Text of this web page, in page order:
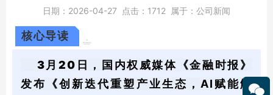
日期： 2026-04-27 点击： 1712 属于： 公司新闻
核心导读
3月20日， 国内权威媒体《金融时报》
发布《创新迭代重塑产业生态，AI赋能解